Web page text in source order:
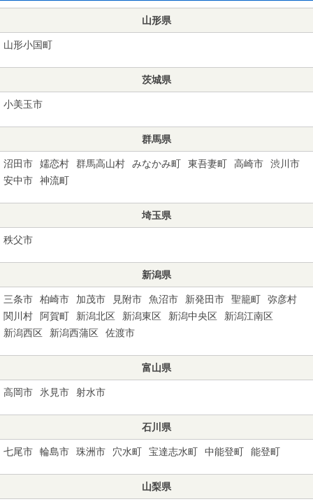
山形県
山形小国町
茨城県
小美玉市
群馬県
沼田市 嬬恋村 群馬高山村 みなかみ町 東吾妻町 高崎市
渋川市
安中市
神流町
埼玉県
秩父市
新潟県
三条市 柏崎市 加茂市 見附市 魚沼市 新発田市 聖籠町
弥彦村
関川村
阿賀町 新潟北区 新潟東区 新潟中央区
新潟江南区
新潟西区
新潟西蒲区 佐渡市
富山県
高岡市 氷見市 射水市
石川県
七尾市 輪島市 珠洲市 穴水町 宝達志水町 中能登町 能登町
山梨県